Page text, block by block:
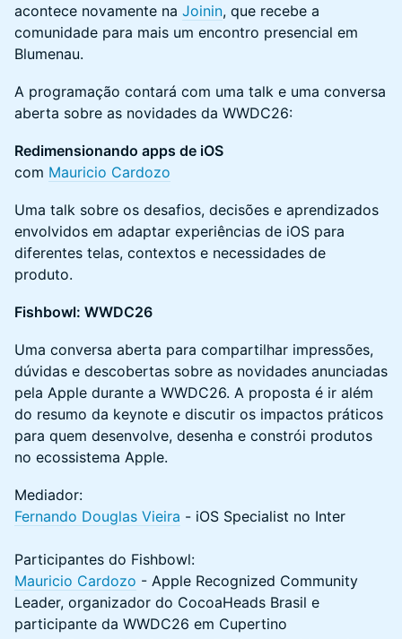
acontece novamente na Joinin, que recebe a
comunidade para mais um encontro presencial em
Blumenau.
A programação contará com uma talk e uma conversa
aberta sobre as novidades da WWDC26:
Redimensionando apps de iOS
com Mauricio Cardozo
Uma talk sobre os desafios, decisões e aprendizados
envolvidos em adaptar experiências de iOS para
diferentes telas, contextos e necessidades de
produto.
Fishbowl: WWDC26
Uma conversa aberta para compartilhar impressões,
dúvidas e descobertas sobre as novidades anunciadas
pela Apple durante a WWDC26. A proposta é ir além
do resumo da keynote e discutir os impactos práticos
para quem desenvolve, desenha e constrói produtos
no ecossistema Apple.
Mediador:
Fernando Douglas Vieira - iOS Specialist no Inter
Participantes do Fishbowl:
Mauricio Cardozo - Apple Recognized Community
Leader, organizador do CocoaHeads Brasil e
participante da WWDC26 em Cupertino